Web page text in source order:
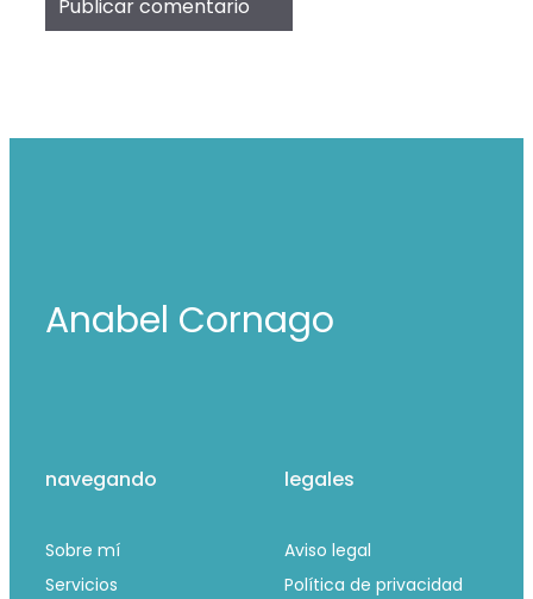
Anabel Cornago
navegando
Sobre mí
Servicios
legales
Aviso legal
Política de privacidad